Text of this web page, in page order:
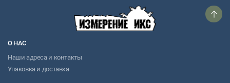
О НАС
Наши адреса и контакты
Упаковка и доставка